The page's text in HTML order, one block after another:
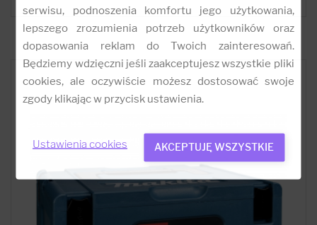
serwisu, podnoszenia komfortu jego użytkowania,
lepszego zrozumienia potrzeb użytkowników oraz
dopasowania reklam do Twoich zainteresowań.
Będziemy wdzięczni jeśli zaakceptujesz wszystkie pliki
cookies, ale oczywiście możesz dostosować swoje
zgody klikając w przycisk ustawienia.
Ustawienia cookies AKCEPTUJĘ WSZYSTKIE